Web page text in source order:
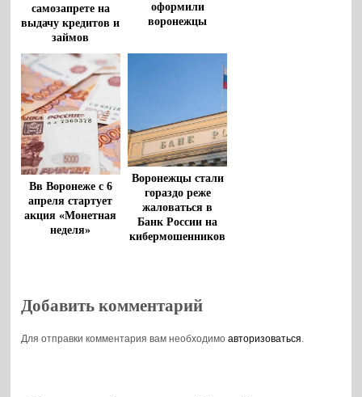
самозапрете на
выдачу кредитов и
займов
оформили
воронежцы
Вв Воронеже с 6
апреля стартует
акция «Монетная
неделя»
Воронежцы стали
гораздо реже
жаловаться в
Банк России на
кибермошенников
Добавить комментарий
Для отправки комментария вам необходимоавторизоваться.